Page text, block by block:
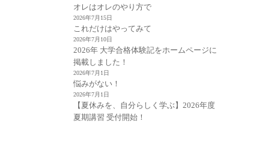
オレはオレのやり方で
これだけはやってみて
2026年7月15日
2026年 大学合格体験記をホームページに
掲載しました！
2026年7月10日
悩みがない！
2026年7月1日
【夏休みを、自分らしく学ぶ】2026年度
夏期講習 受付開始！
2026年7月1日